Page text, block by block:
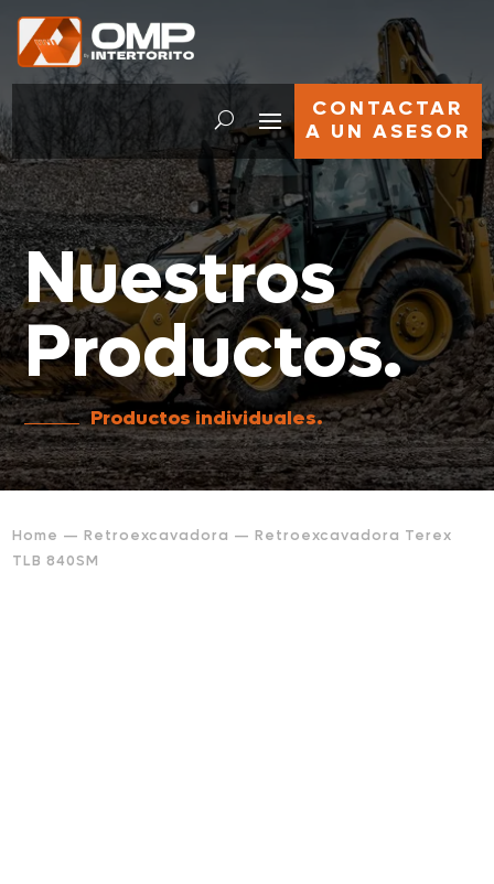
CONTACTAR
A UN ASESOR
Nuestros
Productos.
Productos individuales.
Home —Retroexcavadora — Retroexcavadora Terex
TLB 840SM